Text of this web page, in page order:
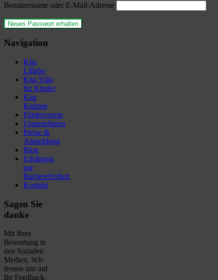
Benutzername oder E-Mail-Adresse
Navigation
Kita
Lillabo
Kita Villa
für Kinder
Kita
Knirpse
Förderverein
Unternehmen
Preise &
Anmeldung
Blog
Erklärung
zur
Barrierefreiheit
Kontakt
Sagen Sie
danke
Mit Ihrer
Bewertung in
den Sozialen
Medien. WIr
freuen uns auf
Ihr Feedback.